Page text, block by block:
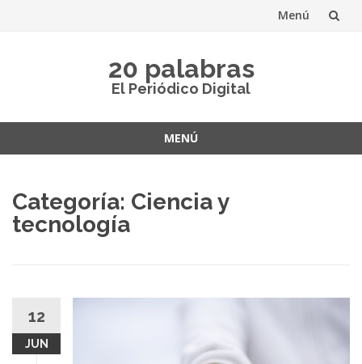
Menú
20 palabras
El Periódico Digital
MENÚ
contenido
Categoría: Ciencia y
tecnología
12
JUN